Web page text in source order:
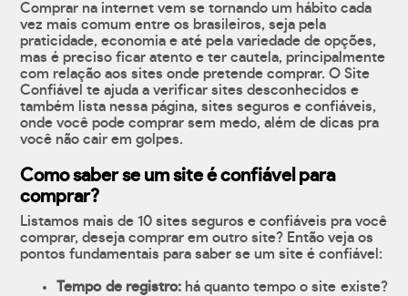
Comprar na internet vem se tornando um hábito cada
vez mais comum entre os brasileiros, seja pela
praticidade, economia e até pela variedade de opções,
mas é preciso ficar atento e ter cautela, principalmente
com relação aos sites onde pretende comprar. O Site
Confiável te ajuda a verificar sites desconhecidos e
também lista nessa página, sites seguros e confiáveis,
onde você pode comprar sem medo, além de dicas pra
você não cair em golpes.
Como saber se um site é confiável para
comprar?
Listamos mais de 10 sites seguros e confiáveis pra você
comprar, deseja comprar em outro site? Então veja os
pontos fundamentais para saber se um site é confiável:
Tempo de registro:há quanto tempo o site existe?